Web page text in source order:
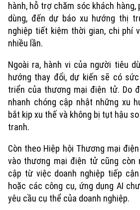
hành, hỗ trợ chăm sóc khách
dùng, đến dự báo xu hướng thị
nghiệp tiết kiệm thời gian, chi phí
nhiều lần.
Ngoài ra, hành vi của người tiêu
hướng thay đổi, dự kiến sẽ có
triển của thương mại điện tử. Do
nhanh chóng cập nhật những xu
bắt kịp xu thế và không bị tụt hậu
tranh.
Còn theo Hiệp hội Thương mại
vào thương mại điện tử cũng còn
cập từ việc doanh nghiệp tiếp
hoặc các công cụ, ứng dụng AI
yêu cầu cụ thể của doanh nghiệp.